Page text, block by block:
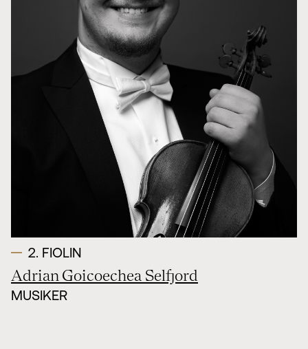
TSOs venner
Bærekraft & samfunn
TSO mot 2030
Barn & unge
TSO talent
Princess Astrid International Music Competition
Jobbe hos oss
Samarbeidspartnere
2. FIOLIN
Adrian Goicoechea Selfjord
MUSIKER